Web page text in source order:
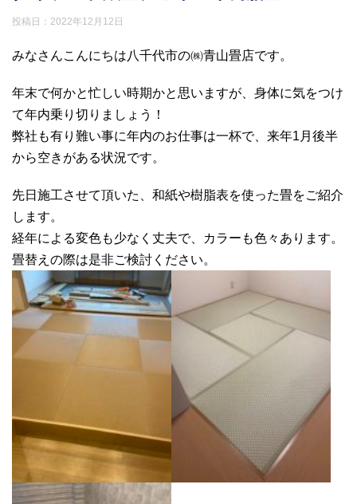
投稿日： 2022年12月12日
みなさんこんにちは八千代市の㈱青山畳店です。
年末で何かと忙しい時期かと思いますが、身体に気をつけ
て年内乗り切りましょう！
弊社も有り難い事に年内のお仕事は一杯で、来年1月後半
から空きがある状況です。
先日施工させて頂いた、和紙や樹脂表を使った畳をご紹介
します。
経年による変色も少なく丈夫で、カラーも色々あります。
畳替えの際は是非ご検討ください。